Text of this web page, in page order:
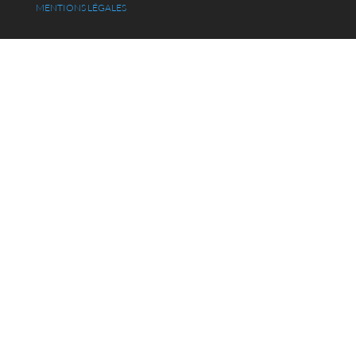
MENTIONS LÉGALES